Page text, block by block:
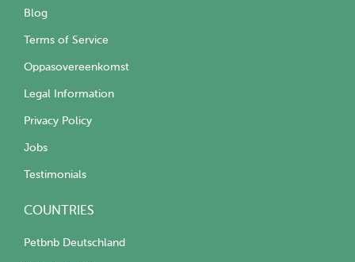
Blog
Terms of Service
Oppasovereenkomst
Legal Information
Privacy Policy
Jobs
Testimonials
COUNTRIES
Petbnb Deutschland